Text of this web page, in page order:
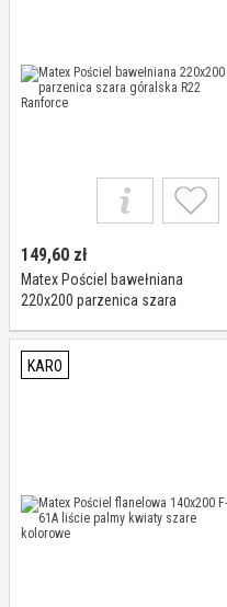
149,60 zł
Matex Pościel bawełniana
220x200 parzenica szara
KARO